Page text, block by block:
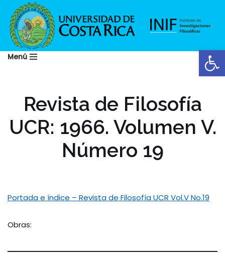
Saltar
al
contenido
Menú
Revista de Filosofía
UCR: 1966. Volumen V.
Número 19
Portada e índice – Revista de Filosofía UCR Vol.V No.19
Obras: